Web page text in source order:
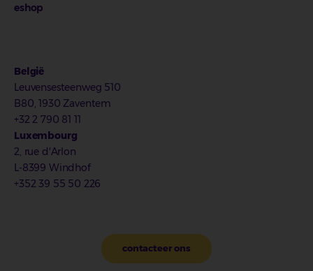
eshop
België
Leuvensesteenweg 510
B80, 1930 Zaventem
+32 2 790 81 11
Luxembourg
2, rue d'Arlon
L-8399 Windhof
+352 39 55 50 226
contacteer ons